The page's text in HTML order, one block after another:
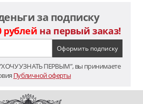
за подписку
рублей на первый заказ!
УЗНАТЬ ПЕРВЫМ”, вы принимаете
Публичной оферты